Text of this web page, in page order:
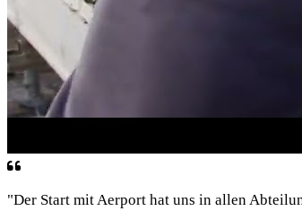
"Der Start mit Aerport hat uns in allen